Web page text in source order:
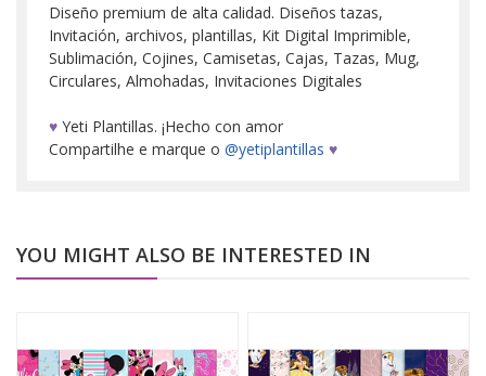
Diseño premium de alta calidad. Diseños tazas,
Invitación, archivos, plantillas, Kit Digital Imprimible,
Sublimación, Cojines, Camisetas, Cajas, Tazas, Mug,
Circulares, Almohadas, Invitaciones Digitales
♥ Yeti Plantillas. ¡Hecho con amor
Compartilhe e marque o @yetiplantillas ♥
YOU MIGHT ALSO BE INTERESTED IN